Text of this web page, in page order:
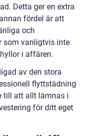
Detta ger en extra
fördel är att
och
som vanligtvis inte
i affären.
av den stora
flyttstädning
till att allt lämnas i
för ditt eget